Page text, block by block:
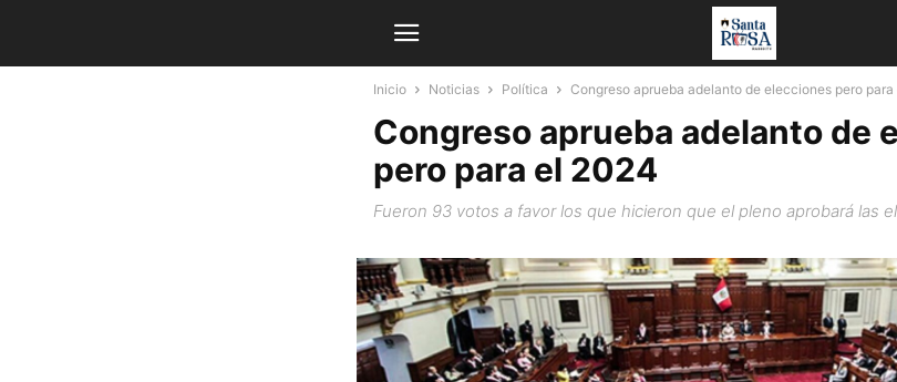
Inicio Noticias Política Congreso aprueba adelanto de elecciones pero
Congreso aprueba adelanto de
pero para el 2024
Fueron 93 votos a favor los que hicieron que el pleno aprobará las